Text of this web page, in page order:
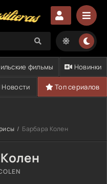
фильмы Новинки
Новости Топ сериалов
Барбара Колен